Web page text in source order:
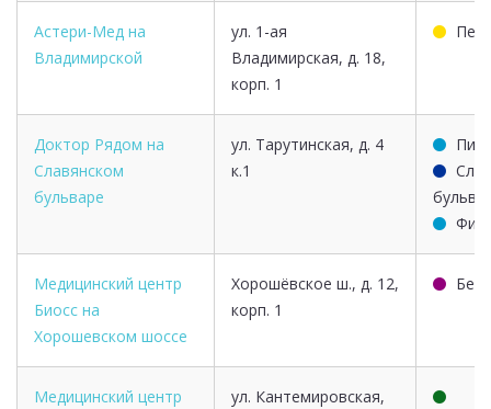
Астери-Мед на
Владимирской
ул. 1-ая
Владимирская, д. 18,
корп. 1
Доктор Рядом на
Славянском
бульваре
ул. Тарутинская, д. 4
к.1
Медицинский центр
Биосс на
Хорошевском шоссе
Хорошёвское ш., д. 12,
корп. 1
Медицинский центр
ул. Кантемировская,